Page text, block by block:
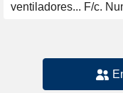
ventiladores... F/c.